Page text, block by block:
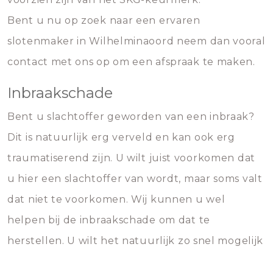
Bent u nu op zoek naar een ervaren
slotenmaker in Wilhelminaoord neem dan vooral
contact met ons op om een afspraak te maken.
Inbraakschade
Bent u slachtoffer geworden van een inbraak?
Dit is natuurlijk erg verveld en kan ook erg
traumatiserend zijn. U wilt juist voorkomen dat
u hier een slachtoffer van wordt, maar soms valt
dat niet te voorkomen. Wij kunnen u wel
helpen bij de inbraakschade om dat te
herstellen. U wilt het natuurlijk zo snel mogelijk